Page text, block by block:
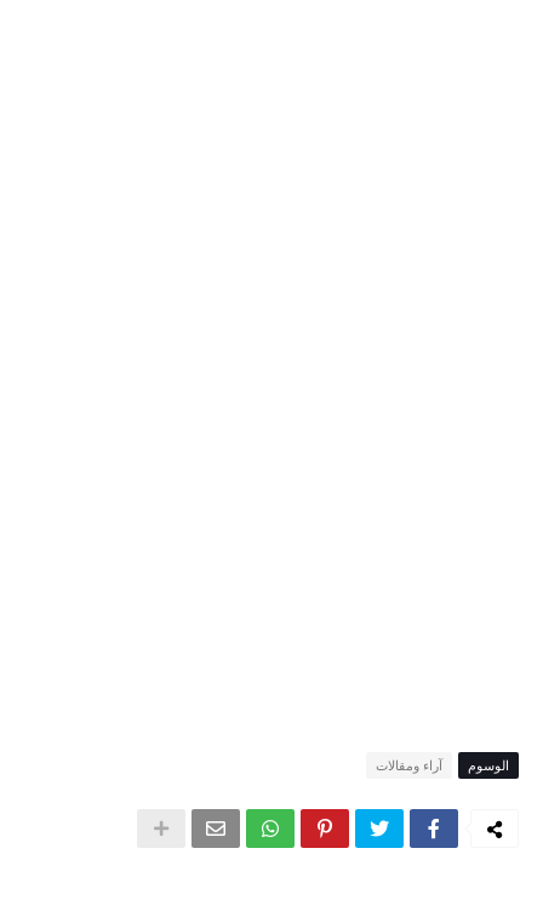
الوسوم آراء ومقالات